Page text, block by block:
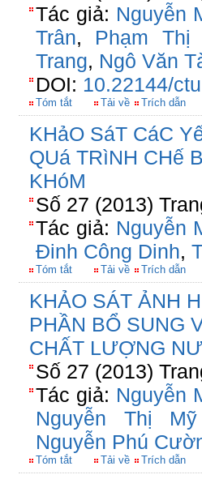
Tác giả: Nguyễn
Trân, Phạm Thị
Trang, Ngô Văn
DOI: 10.22144/
Tóm tắt Tải về Trích dẫn
KHảO SáT CáC
QUá TRìNH CHế
KHóM
Số 27 (2013)
Tác giả: Nguyễn
Đinh Công Dinh,
Tóm tắt Tải về Trích dẫn
KHẢO SÁT ẢNH
PHẦN BỔ SUNG
CHẤT LƯỢNG
Số 27 (2013)
Tác giả: Nguyễn
Nguyễn Thị
Nguyễn Phú
Tóm tắt Tải về Trích dẫn